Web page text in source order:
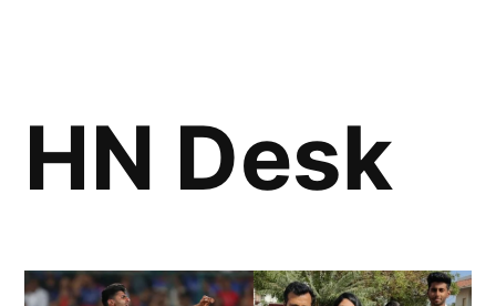
HN Desk